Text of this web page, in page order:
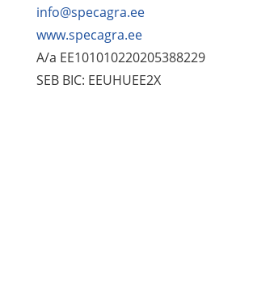
info@specagra.ee
www.specagra.ee
A/a EE101010220205388229
SEB BIC: EEUHUEE2X